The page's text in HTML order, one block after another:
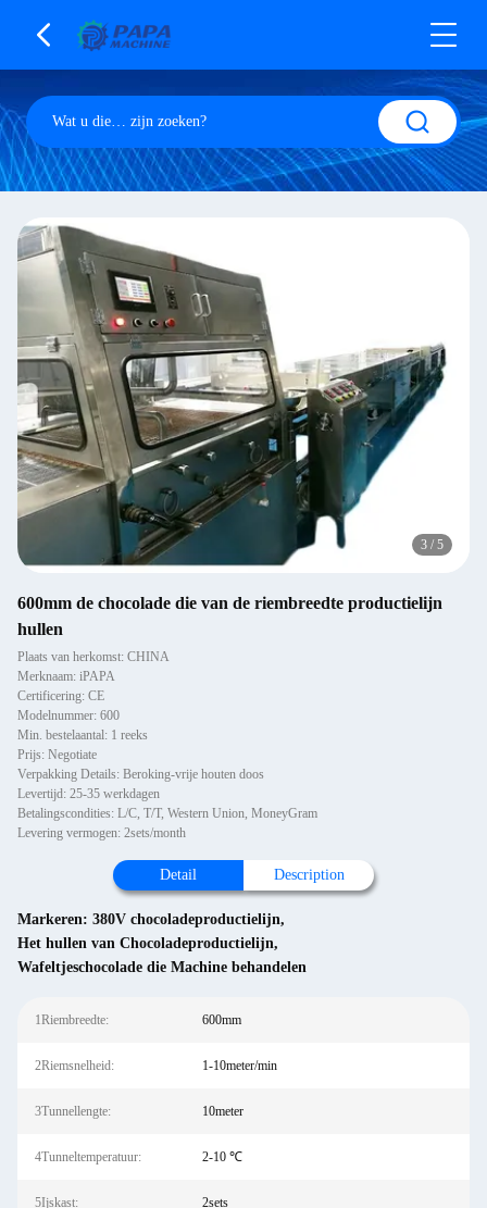
3 / 5
600mm de chocolade die van de riembreedte productielijn
hullen
Plaats van herkomst: CHINA
Merknaam: iPAPA
Certificering: CE
Modelnummer: 600
Min. bestelaantal: 1 reeks
Prijs: Negotiate
Verpakking Details: Beroking-vrije houten doos
Levertijd: 25-35 werkdagen
Betalingscondities: L/C, T/T, Western Union, MoneyGram
Levering vermogen: 2sets/month
Detail Description
Markeren: 380V chocoladeproductielijn,
Het hullen van Chocoladeproductielijn,
Wafeltjeschocolade die Machine behandelen
1Riembreedte: 600mm
2Riemsnelheid: 1-10meter/min
3Tunnellengte: 10meter
4Tunneltemperatuur: 2-10 ℃
5Ijskast: 2sets